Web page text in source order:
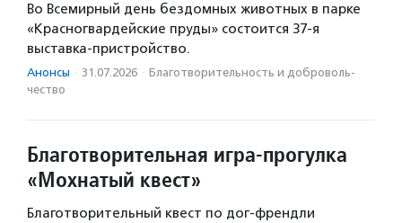
Во Всемирный день бездомных животных в парке
«Красногвардейские пруды» состоится 37-я
выставка-пристройство.
Анонсы · 31.07.2026 · Благотвори­тель­ность и доброволь­
чест­во
Благотворительная игра-прогулка
«Мохнатый квест»
Благотворительный квест по дог-френдли